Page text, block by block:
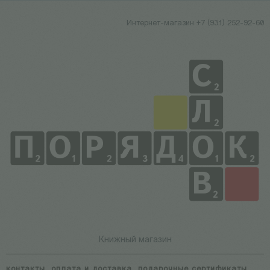
Интернет-магазин +7 (931) 252-92-60
Книжный магазин